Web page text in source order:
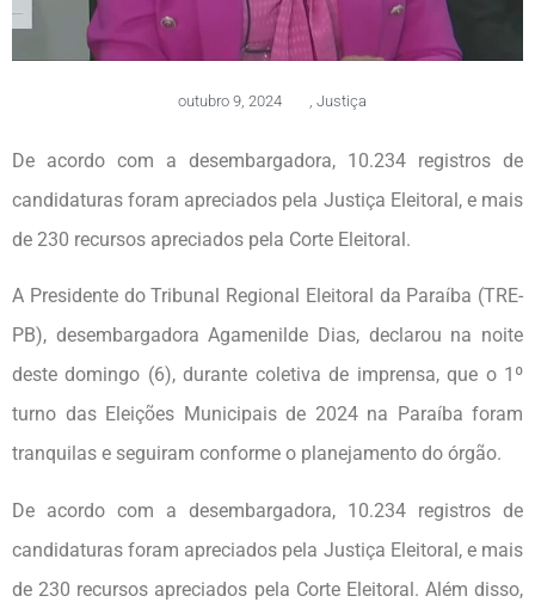
outubro 9, 2024 Justiça
De acordo com a desembargadora, 10.234 registros de
candidaturas foram apreciados pela Justiça Eleitoral, e mais
de 230 recursos apreciados pela Corte Eleitoral.
A Presidente do Tribunal Regional Eleitoral da Paraíba (TRE-
PB), desembargadora Agamenilde Dias, declarou na noite
deste domingo (6), durante coletiva de imprensa, que o 1º
turno das Eleições Municipais de 2024 na Paraíba foram
tranquilas e seguiram conforme o planejamento do órgão.
De acordo com a desembargadora, 10.234 registros de
candidaturas foram apreciados pela Justiça Eleitoral, e mais
de 230 recursos apreciados pela Corte Eleitoral. Além disso,